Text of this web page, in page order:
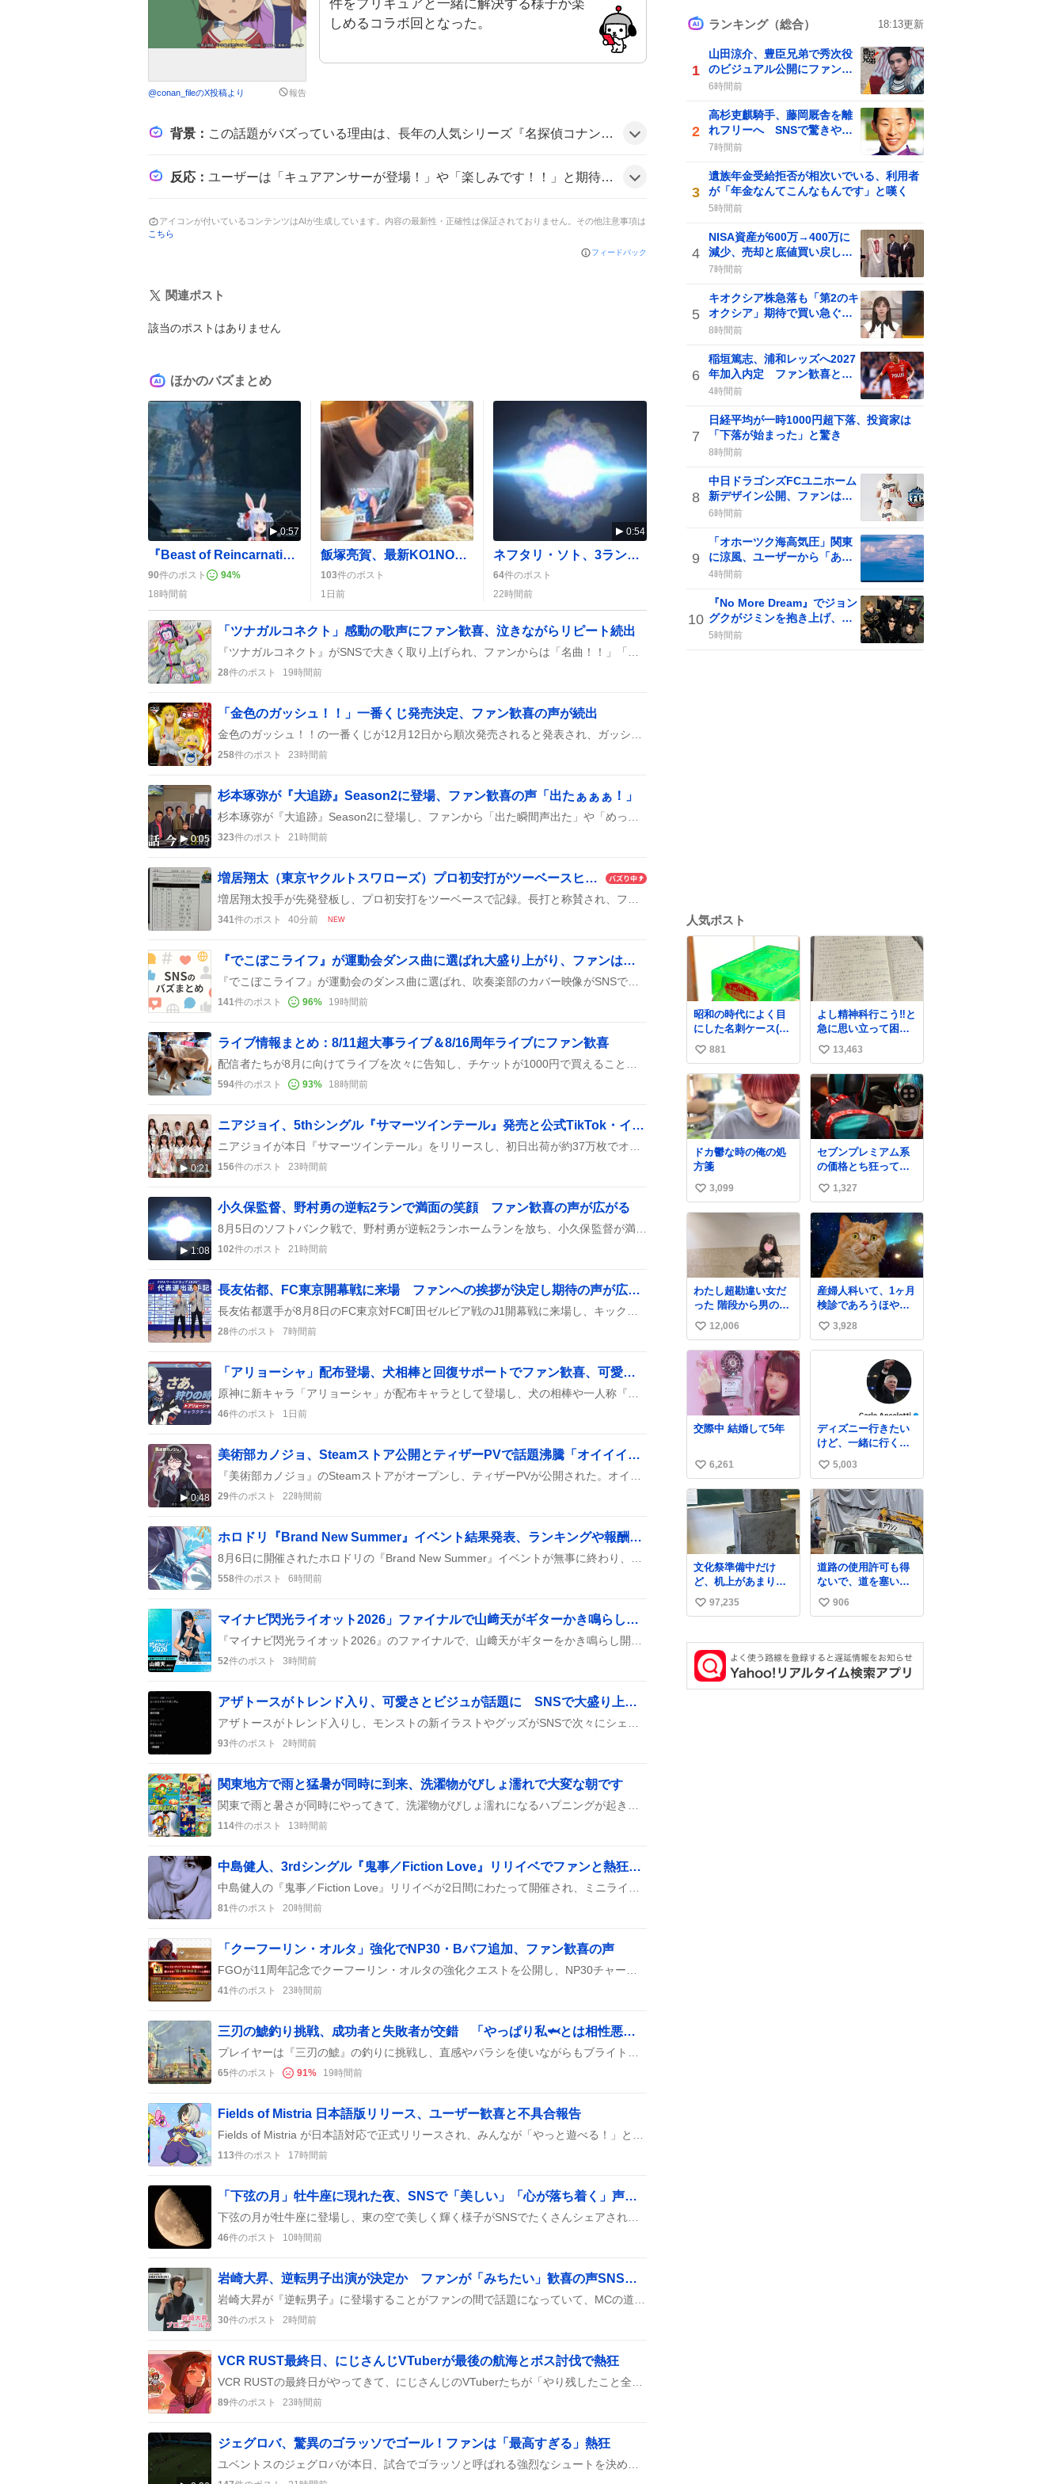
@conan_fileのX投稿より 報告
件をプリキュアと一緒に解決する様子が楽
しめるコラボ回となった。
背景 ： この話題がバズっている理由は、長年の人気シリーズ『名探偵コナン』と『名探偵プリキュア！』の初コラボという希少性と、キュアアンサーという新キャラの登場がファンの期待を高め、予告映像やSNSでの告知が多数シェアされたことがきっかけとみられる。
反応 ： ユーザーは「キュアアンサーが登場！」や「楽しみです！！」と期待を表し、「はなまるな真実が待ち遠しい」「今日のコナンはプリキュアコラボ回だね」と盛り上がっている様子がうかがえる。
アイコンが付いているコンテンツはAIが生成しています。内容の最新性・正確性は保証されておりません。その他注意事項は
こちら
フィードバック
関連ポスト
該当のポストはありません
ほかのバズまとめ
0:57
『Beast of Reincarnation』配信でぺこら熱狂、アクションと世界観が「めっちゃ面白い」
90件のポスト 94%
18時間前
飯塚亮賀、最新KO1NOTE公開でファン歓喜「最高」「文才すごすぎ」
103件のポスト
1日前
0:54
ネフタリ・ソト、3ランホームランで40打点突破 ファン歓喜の声が広がる
64件のポスト
22時間前
「ツナガルコネクト」感動の歌声にファン歓喜、泣きながらリピート続出
『ツナガルコネクト』がSNSで大きく取り上げられ、ファンからは「名曲！！」「泣きながら聴く」などの声が多数上がっている。DECO*27作曲のこの楽曲は、虹ヶ咲プロジェクトの璃奈が歌い、ジョイポリスを舞台にしたMVが話題に。
28件のポスト 19時間前
「金色のガッシュ！！」一番くじ発売決定、ファン歓喜の声が続出
金色のガッシュ！！の一番くじが12月12日から順次発売されると発表され、ガッシュ・ベルや清麿、キャンチョメ、フォルゴレのフィギュアが揃い、ラストワン賞には特大フィギュアが用意されることがファンの間で話題になっている。
258件のポスト 23時間前
0:05
杉本琢弥が『大追跡』Season2に登場、ファン歓喜の声「出たぁぁぁ！」
杉本琢弥が『大追跡』Season2に登場し、ファンから「出た瞬間声出た」や「めっちゃ気になる役どころ」などの歓声がSNSに広がっている。リアタイや録画視聴の報告も多数見られ、彼のシーンが話題になっている。
323件のポスト 21時間前
増居翔太（東京ヤクルトスワローズ）プロ初安打がツーベースヒットで話題に、ファン歓喜の声続く
増居翔太投手が先発登板し、プロ初安打をツーベースで記録。長打と称賛され、ファンからは「ツーベース」「長打」などの歓声が上がり、今後の活躍が期待されている。試合はバンテリンドームで行われ、増居の打撃がチームの得点につながる可能性が示唆された。多くのツイートが祝福と驚きを交えて投稿され、SNS上で盛り上がりを見せた。
341件のポスト 40分前 NEW
『でこぼこライフ』が運動会ダンス曲に選ばれ大盛り上がり、ファンは「やったー！」と歓喜
『でこぼこライフ』が運動会のダンス曲に選ばれ、吹奏楽部のカバー映像がSNSで披露され、楽曲が売れっ子認定されたと喜びの声が広がっている。子どもたちが元気に踊る様子や、校内での盛り上がりが投稿で次々にシェアされ、ファンの期待感が高まっている。
141件のポスト 96% 19時間前
ライブ情報まとめ：8/11超大事ライブ＆8/16周年ライブにファン歓喜
配信者たちが8月に向けてライブを次々に告知し、チケットが1000円で買えることや、8/16周年ライブへの来場呼びかけ、初日番宣ライブの感想などが投稿されました。ファンへの感謝や期待の声が多く見られました。
594件のポスト 93% 18時間前
0:21
ニアジョイ、5thシングル『サマーツインテール』発売と公式TikTok・インスタ開設で祝福の嵐
ニアジョイが本日『サマーツインテール』をリリースし、初日出荷が約37万枚でオリコン1位に。さらに公式TikTokとインスタが同時に始まって、ファンが歓喜の声を上げている。新曲のサウンドやMVも好評で、夏の話題になっている。
156件のポスト 23時間前
1:08
小久保監督、野村勇の逆転2ランで満面の笑顔 ファン歓喜の声が広がる
8月5日のソフトバンク戦で、野村勇が逆転2ランホームランを放ち、小久保監督が満面の笑顔で「勝てばいいんだ」と語った様子がSNSで話題に。笑顔と采配がファンの心をくすぐったようだ。試合はその後ホークスが勝ち、ファンは「小久保監督ニッコニコ」「笑顔がまぶしすぎる」などのコメントで盛り上がっている。
102件のポスト 21時間前
長友佑都、FC東京開幕戦に来場 ファンへの挨拶が決定し期待の声が広がる
長友佑都選手が8月8日のFC東京対FC町田ゼルビア戦のJ1開幕戦に来場し、キックオフ前にファンへ挨拶することが決定したとSNSで発表された。花束贈呈の演出もあり、引退の噂がさざ波のように広がる中、現役継続への期待が高まっている。
28件のポスト 7時間前
「アリョーシャ」配布登場、犬相棒と回復サポートでファン歓喜、可愛さが話題に
原神に新キャラ「アリョーシャ」が配布キャラとして登場し、犬の相棒や一人称『オレ』の口調、回復サポートという特徴が話題に。素材や誕生日情報も投稿でシェアされ、ファンは可愛さや育成面で盛り上がっている。
46件のポスト 1日前
0:48
美術部カノジョ、Steamストア公開とティザーPVで話題沸騰「オイイイ系女子」登場に期待感爆発
『美術部カノジョ』のSteamストアがオープンし、ティザーPVが公開された。オイイイ系ツッコミ女子や萌え声不思議ちゃんなど、全員オタク女子のヒロインが紹介され、ユーザーの間で盛り上がっている様子だ。
29件のポスト 22時間前
ホロドリ『Brand New Summer』イベント結果発表、ランキングや報酬にファン歓喜
8月6日に開催されたホロドリの『Brand New Summer』イベントが無事に終わり、参加者は自分の最終順位や獲得ポイント、もらった報酬をSNSでシェアしている。上位は447位や65705位と幅広く、ダイヤやゴールド、限定アイテムが配られ、KINGWORLDのHARD難易度26が話題になっている。
558件のポスト 6時間前
マイナビ閃光ライオット2026」ファイナルで山﨑天がギターかき鳴らし「最高すぎる」熱狂拡散
『マイナビ閃光ライオット2026』のファイナルで、山﨑天がギターをかき鳴らし開会宣言。生配信やゲストライブ、コピバン部門の表彰が行われ、会場は熱気に包まれた。限定クリアファイルが配布され、SNSでは「最高すぎる」「天ちゃんかっこいい」などの声が広がった。
52件のポスト 3時間前
アザトースがトレンド入り、可愛さとビジュが話題に SNSで大盛り上がり、グッズ欲求も急上昇
アザトースがトレンド入りし、モンストの新イラストやグッズがSNSで次々にシェアされ、‘可愛い’や‘ビジュが良すぎる’といった声が上がっている。
93件のポスト 2時間前
関東地方で雨と猛暑が同時に到来、洗濯物がびしょ濡れで大変な朝です
関東で雨と暑さが同時にやってきて、洗濯物がびしょ濡れになるハプニングが起きているみたいです。雨が降り続く中、気温は30度超えで蒸し暑く、にわか雨や熱中症対策の呼びかけもちらちら。外出時は折りたたみ傘が手放せません。
114件のポスト 13時間前
中島健人、3rdシングル『鬼事／Fiction Love』リリイベでファンと熱狂的キュン交流
中島健人の『鬼事／Fiction Love』リリイベが2日間にわたって開催され、ミニライブやキュンお渡し会でファンと盛り上がり、CD予約やリクエストが続出した様子が伝わっている。
81件のポスト 20時間前
「クーフーリン・オルタ」強化でNP30・Bバフ追加、ファン歓喜の声
FGOが11周年記念でクーフーリン・オルタの強化クエストを公開し、NP30チャージやBバフ、スキルCT短縮などが追加されたとファンが歓喜している。
41件のポスト 23時間前
三刃の鯱釣り挑戦、成功者と失敗者が交錯 「やっぱり私🦈とは相性悪い」など歓喜と悔しさが渦巻く
プレイヤーは『三刃の鯱』の釣りに挑戦し、直感やバラシを使いながらもブライトカッパーシャークの邪魔や時間切れで失敗が多く見られた。中には短時間で釣り上げて獲得力や釣り時間を報告する成功例もあった。
65件のポスト 91% 19時間前
Fields of Mistria 日本語版リリース、ユーザー歓喜と不具合報告
Fields of Mistria が日本語対応で正式リリースされ、みんなが「やっと遊べる！」と歓喜。一方で起動エラーやログイン不可の不具合も報告され、対処が求められている。
113件のポスト 17時間前
「下弦の月」牡牛座に現れた夜、SNSで「美しい」「心が落ち着く」声が広がる
下弦の月が牡牛座に登場し、東の空で美しく輝く様子がSNSでたくさんシェアされたよ。みんなが「見上げたくなる」「心が落ち着く」って感想を投稿しているみたい。
46件のポスト 10時間前
岩崎大昇、逆転男子出演が決定か ファンが「みちたい」歓喜の声SNSで大盛り上がり
岩崎大昇が『逆転男子』に登場することがファンの間で話題になっていて、MCの道枝駿佑が「逆転男子に出る」とさりげなく言及したのがきっかけで、みちたいが大興奮している様子が投稿に溢れている。
30件のポスト 2時間前
VCR RUST最終日、にじさんじVTuberが最後の航海とボス討伐で熱狂
VCR RUSTの最終日がやってきて、にじさんじのVTuberたちが「やり残したこと全部やる！」と意気込んで配信を開始し、ボス討伐や海賊団の最後の航海を楽しんでいる様子がツイートで広がっている。
89件のポスト 23時間前
ジェグロバ、驚異のゴラッソでゴール！ファンは「最高すぎる」熱狂
ユベントスのジェグロバが本日、試合でゴラッソと呼ばれる強烈なシュートを決めてゴールし、SNS上で大きく取り上げられた。その瞬間のスピードと精度が話題となり、ファンからは「めっちゃ叩かれてるけど好き」や「えぐい」などの声が上がっている。
ランキング（総合） 18:13更新
1
山田涼介、豊臣兄弟で秀次役
のビジュアル公開にファン歓
喜が話題に
6時間前
2
高杉吏麒騎手、藤岡厩舎を離
れフリーへ SNSで驚きや残
念の声も見られる
7時間前
3
遺族年金受給拒否が相次いでいる、利用者
が「年金なんてこんなもんです」と嘆く
5時間前
4
NISA資産が600万→400万に
減少、売却と底値買い戻し議
論がSNSで拡散
7時間前
5
キオクシア株急落も「第2のキ
オクシア」期待で買い急ぐユ
ーザー続出
8時間前
6
稲垣篤志、浦和レッズへ2027
年加入内定 ファン歓喜と期
待感が高まる
4時間前
7
日経平均が一時1000円超下落、投資家は
「下落が始まった」と驚き
8時間前
8
中日ドラゴンズFCユニホーム
新デザイン公開、ファンは
「かわいい」「レトロ」など
6時間前
9
「オホーツク海高気圧」関東
に涼風、ユーザーから「あり
がとう」や「ずっといて」な
4時間前
10
『No More Dream』でジョン
グクがジミンを抱き上げ、フ
ァン歓喜の瞬間が話題に
5時間前
人気ポスト
昭和の時代によく目
にした名刺ケース(名
刺を作るとこれに入
れて渡された)はウラ
ンガラスのような綺
麗な発色なので、子
供たちの宝物入れと
して二次利用されて
いましたとさ。
い
い
ね
数
881
よし精神科行こう‼️と
急に思い立って困っ
てること書き出して
たらペン止まらなく
なってすごい勢いで
埋まってワロタ
い
い
ね
数
13,463
ドカ鬱な時の俺の処
方箋
い
い
数
3,099
セブンプレミアム系
の価格とち狂ってて
今これ
い
い
ね
数
1,327
わたし超勘違い女だ
った 階段から男の人
が降りて来てたんだ
けど この格好の女が
立ってたら一回は足
が止まるでしょ？普
通。降りてきたのは
仕事帰りっぽい男の
人で、足取り重そう
に歩いてて見るから
に異変を感じたんだ
い
い
ね
数
12,006
産婦人科いて、1ヶ月
検診であろうほやほ
や赤ちゃん👩‍🍼と推
定2,3歳の女の子👧🏻
をワンオペで連れて
るママがいるのだけ
マの側から離れな
てもうろちょろしな
いしママが歩いたら
ピクミンみたいにﾄﾃﾄ
ﾃついてってるし逃走
しないし脱走しない
し逃げないし走ら文
字数
い
い
3,928
交際中 結婚して5年
い
い
ね
6,261
ディズニー行きたい
けど、一緒に行くほ
ど仲のいい友達が居
ない… ほんでこれ
い
い
ね
数
5,003
文化祭準備中だけ
ど、机上があまりに
いじめっぽすぎる
い
ね
数
97,235
道路の使用許可も得
ないで、道を塞いだ
まま解体作業して
る。 写真を撮ろうと
罵倒されるなど。
い
ね
数
906